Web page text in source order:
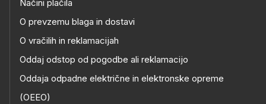
Načini plačila
O prevzemu blaga in dostavi
O vračilih in reklamacijah
Oddaj odstop od pogodbe ali reklamacijo
Oddaja odpadne električne in elektronske opreme
(OEEO)